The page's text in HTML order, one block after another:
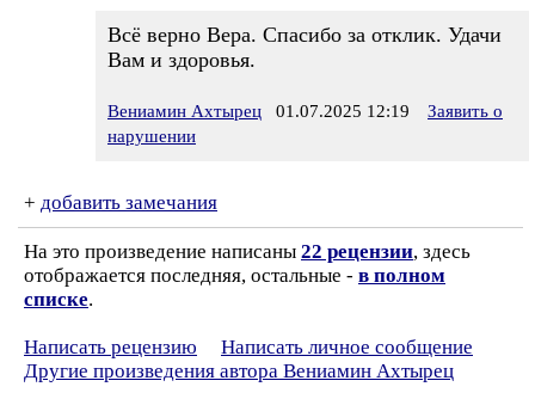
Всё верно Вера. Спасибо за отклик. Удачи
Вам и здоровья.
Вениамин Ахтырец 01.07.2025 12:19
Заявить о
нарушении
+ добавить замечания
На это произведение написаны 22 рецензии, здесь
отображается последняя, остальные - в полном
списке.
Написать рецензию
Написать личное сообщение
Другие произведения автора Вениамин Ахтырец